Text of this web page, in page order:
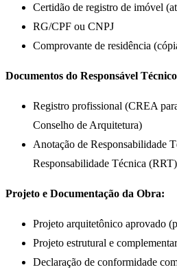
Certidão de registro de imóvel
RG/CPF ou CNPJ
Comprovante de residência
Documentos do Responsável
Registro profissional (CREA
Conselho de Arquitetura)
Anotação de Responsabilidade
Responsabilidade Técnica (RRT)
Projeto e Documentação da Obra:
Projeto arquitetônico aprovado
Projeto estrutural e
Declaração de conformidade